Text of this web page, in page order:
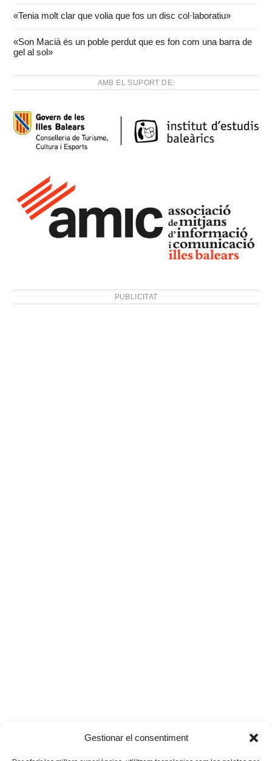
Gestionar el consentiment
«Tenia molt clar que volia que fos un disc col·laboratiu»
«Son Macià és un poble perdut que es fon com una barra de
gel al sol»
AMB EL SUPORT DE:
PUBLICITAT